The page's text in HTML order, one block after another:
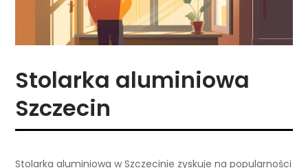
Stolarka aluminiowa
Szczecin
Stolarka aluminiowa w Szczecinie zyskuje na popularności